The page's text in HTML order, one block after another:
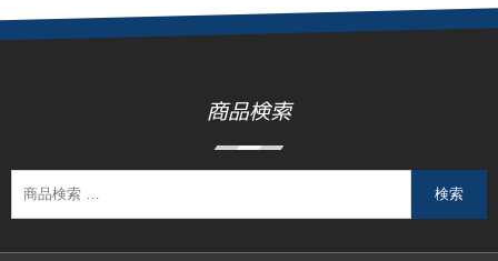
商品検索
検索